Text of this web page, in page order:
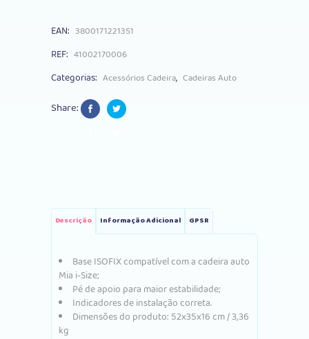
Mia
EAN: 3800171221351
REF: 41002170006
Categorias: Acessórios Cadeira, Cadeiras Auto
Share:
Descrição Informação Adicional GPSR
Base ISOFIX compatível com a cadeira auto
Mia i-Size;
Pé de apoio para maior estabilidade;
Indicadores de instalação correta.
Dimensões do produto: 52x35x16 cm / 3,36
kg